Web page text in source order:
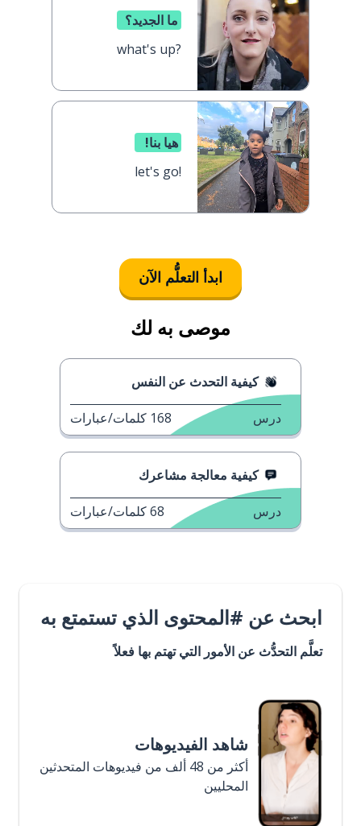
ما الجديد؟
what's up?
هيا بنا!
let's go!
ابدأ التعلُّم الآن
موصى به لك
كيفية التحدث عن النفس
درس 168 كلمات/عبارات
كيفية معالجة مشاعرك
درس 68كلمات/عبارات
ابحث عن #المحتوى الذي تستمتع به
تعلَّم التحدُّث عن الأمور التي تهتم بها فعلاً
شاهد الفيديوهات
أكثر من 48 ألف من فيديوهات المتحدثين
المحليين